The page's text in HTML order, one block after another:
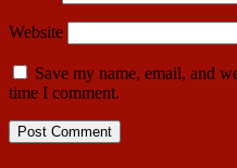
Website
Save my name, email, and
time I comment.